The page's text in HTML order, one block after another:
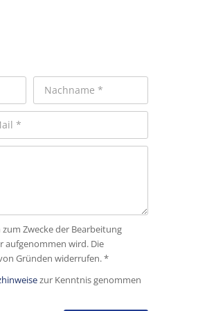
Zwecke der Bearbeitung
aufgenommen wird. Die
Gründen widerrufen. *
zur Kenntnis genommen